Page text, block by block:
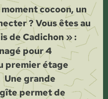
cocoon, un
? Vous êtes au
de Cadichon » :
pour 4
premier étage
Une grande
permet de